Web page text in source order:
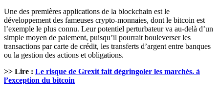
Une des premières applications de la blockchain est le
développement des fameuses crypto-monnaies, dont le bitcoin est
l’exemple le plus connu. Leur potentiel perturbateur va au-delà d’un
simple moyen de paiement, puisqu’il pourrait bouleverser les
transactions par carte de crédit, les transferts d’argent entre banques
ou la gestion des actions et obligations.
>> Lire : Le risque de Grexit fait dégringoler les marchés, à
l’exception du bitcoin